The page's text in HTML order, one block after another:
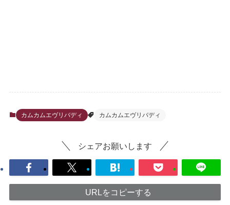
カムカムエヴリバディ カムカムエヴリバディ
シェアお願いします
URLをコピーする